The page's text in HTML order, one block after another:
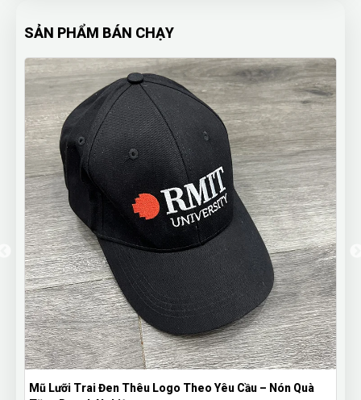
SẢN PHẨM BÁN CHẠY
Logo Theo Yêu Cầu – Nón Quà
Bút Bi Mực Gel Thiên Long